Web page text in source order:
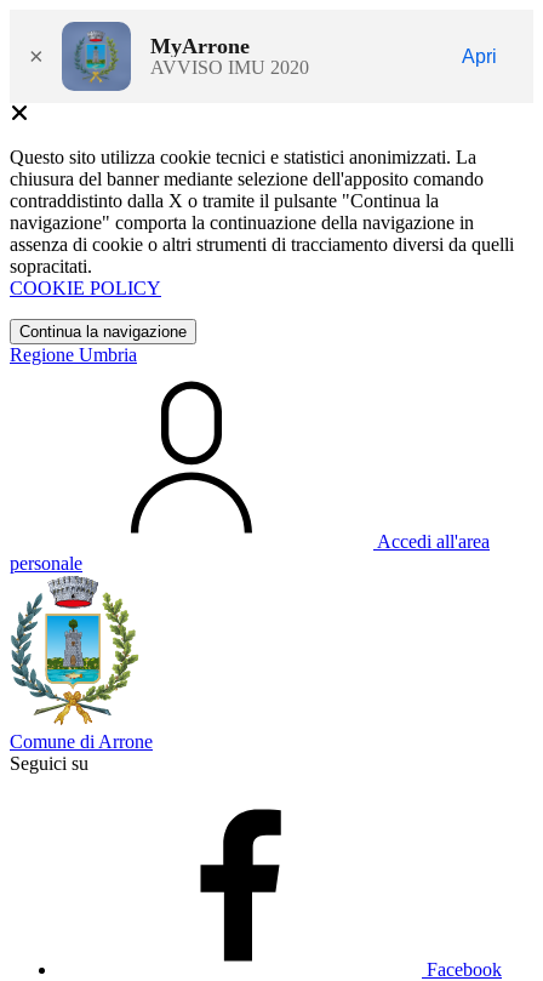
× MyArrone
AVVISO IMU 2020
Apri
Questo sito utilizza cookie tecnici e statistici anonimizzati. La
chiusura del banner mediante selezione dell'apposito comando
contraddistinto dalla X o tramite il pulsante "Continua la
navigazione" comporta la continuazione della navigazione in
assenza di cookie o altri strumenti di tracciamento diversi da quelli
sopracitati.
COOKIE POLICY
Continua la navigazione
Regione Umbria
Accedi all'area
personale
Comune di Arrone
Seguici su
Facebook